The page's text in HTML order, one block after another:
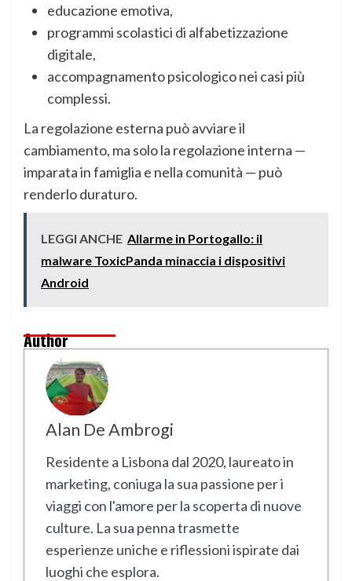
educazione emotiva,
programmi scolastici di alfabetizzazione
digitale,
accompagnamento psicologico nei casi più
complessi.
La regolazione esterna può avviare il
cambiamento, ma solo la regolazione interna —
imparata in famiglia e nella comunità — può
renderlo duraturo.
LEGGI ANCHE Allarme in Portogallo: il
malware ToxicPanda minaccia i dispositivi
Android
Author
Alan De Ambrogi
Residente a Lisbona dal 2020, laureato in
marketing, coniuga la sua passione per i
viaggi con l'amore per la scoperta di nuove
culture. La sua penna trasmette
esperienze uniche e riflessioni ispirate dai
luoghi che esplora.